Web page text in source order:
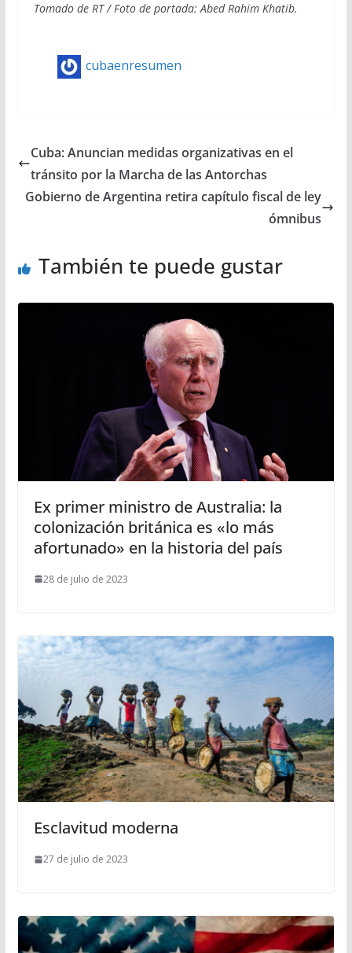
Tomado de RT / Foto de portada:Abed Rahim Khatib.
cubaenresumen
Cuba: Anuncian medidas organizativas en el
tránsito por la Marcha de las Antorchas
Gobierno de Argentina retira capítulo fiscal de ley
ómnibus
También te puede gustar
Ex primer ministro de Australia: la
colonización británica es «lo más
afortunado» en la historia del país
28 de julio de 2023
Esclavitud moderna
27 de julio de 2023